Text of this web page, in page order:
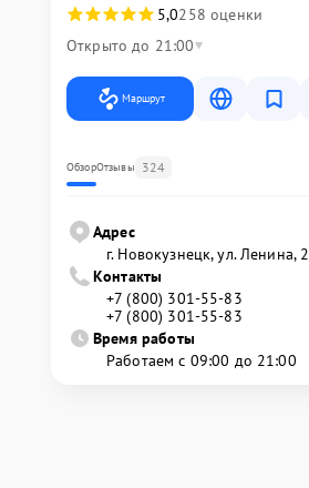
5,0258 оценки
Открыто до 21:00
Маршрут
ОбзорОтзывы 324
Адрес
г. Новокузнецк, ул. Ленина, 2
Контакты
+7 (800) 301-55-83
+7 (800) 301-55-83
Время работы
Работаем с 09:00 до 21:00